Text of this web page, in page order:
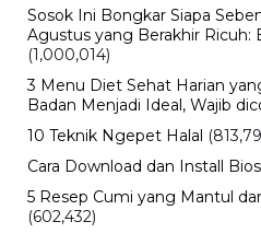
Jumat, 7 Agu 2026 - 15:49 WIB
Viral
BPK Ungkap Cerita di Balik
Listrik Rumah Dinas Parepare
Jumat, 7 Agu 2026 - 15:27 WIB
Viral
Dinkes Parepare, Ada Apa?